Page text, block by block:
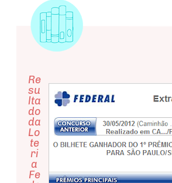
Re
su
lta
do
da
Lo
te
ri
a
Fe